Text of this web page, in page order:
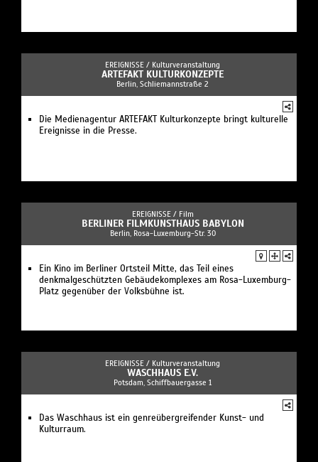
EREIGNISSE / Kulturveranstaltung
ARTEFAKT KULTURKONZEPTE
Berlin, Schliemannstraße 2
Die Medienagentur ARTEFAKT Kulturkonzepte bringt kulturelle
Ereignisse in die Presse.
EREIGNISSE / Film
BERLINER FILMKUNSTHAUS BABYLON
Berlin, Rosa-Luxemburg-Str. 30
Ein Kino im Berliner Ortsteil Mitte, das Teil eines
denkmalgeschützten Gebäudekomplexes am Rosa-Luxemburg-
Platz gegenüber der Volksbühne ist.
EREIGNISSE / Kulturveranstaltung
WASCHHAUS E.V.
Potsdam, Schiffbauergasse 1
Das Waschhaus ist ein genreübergreifender Kunst- und
Kulturraum.